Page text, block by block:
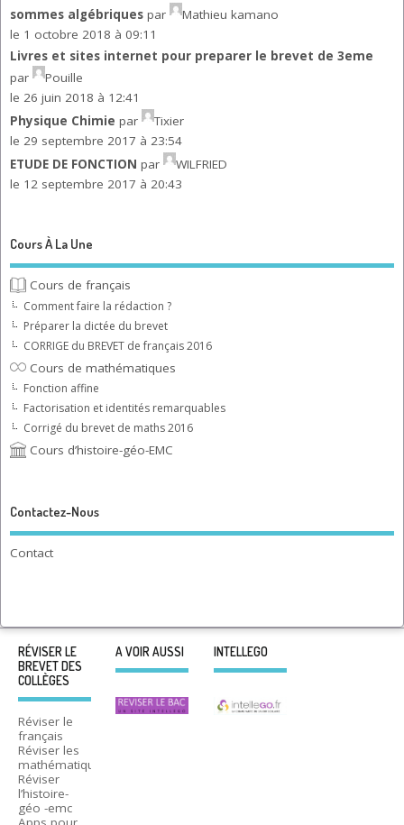
sommes algébriques par
Mathieu kamano
le 1 octobre 2018 à 09:11
Livres et sites internet pour preparer le brevet de 3eme
par
Pouille
le 26 juin 2018 à 12:41
Physique Chimie par
Tixier
le 29 septembre 2017 à 23:54
ETUDE DE FONCTION par
WILFRIED
le 12 septembre 2017 à 20:43
Cours À La Une
Cours de français
Comment faire la rédaction ?
Préparer la dictée du brevet
CORRIGE du BREVET de français 2016
Cours de mathématiques
Fonction affine
Factorisation et identités remarquables
Corrigé du brevet de maths 2016
Cours d’histoire-géo-EMC
Contactez-Nous
Contact
RÉVISER LE
BREVET DES
COLLÈGES
Réviser le
français
Réviser les
mathématiques
Réviser
l’histoire-
géo -emc
A VOIR AUSSI INTELLEGO